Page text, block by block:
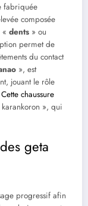
fabriquée
composée
dents » ou
permet de
du contact
», est
jouant le rôle
Cette chaussure
», qui
geta
progressif afin